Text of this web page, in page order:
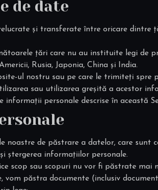
de date
și transferate între oricare dintre
țări care nu au instituite legi de
Rusia, Japonia, China și India.
ul nostru sau pe care le trimiteți
sau utilizarea greșită a acestor
personale descrise în această
noastre de păstrare a datelor, care sunt
ștergerea informațiilor personale.
scop sau scopuri nu vor fi păstrate mai
păstra documente (inclusiv